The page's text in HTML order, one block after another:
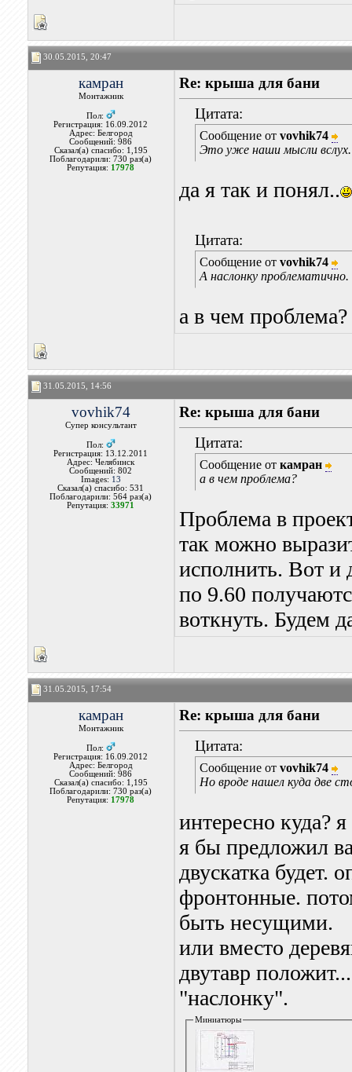
30.05.2015, 20:47
камран
Монтажник
Пол:
Регистрация: 16.09.2012
Адрес: Белгород
Сообщений: 986
Сказал(а) спасибо: 1,195
Поблагодарили: 730 раз(а)
Репутация: 17978
Re: крыша для бани
Цитата:
Сообщение от vovhik74
Это уже наши мысли вслух.
да я так и понял..
Цитата:
Сообщение от vovhik74
А наслонку проблематично.
а в чем проблема?
31.05.2015, 14:56
vovhik74
Супер консультант
Пол:
Регистрация: 13.12.2011
Адрес: Челябинск
Сообщений: 802
Images: 13
Сказал(а) спасибо: 531
Поблагодарили: 564 раз(а)
Репутация:33971
Re: крыша для бани
Цитата:
Сообщение от камран
а в чем проблема?
Проблема в
так можно
исполнить. Вот и
по 9.60
воткнуть. Будем
31.05.2015, 17:54
камран
Монтажник
Пол:
Регистрация: 16.09.2012
Адрес: Белгород
Сообщений: 986
Сказал(а) спасибо: 1,195
Поблагодарили: 730 раз(а)
Репутация: 17978
Re: крыша для бани
Цитата:
Сообщение от vovhik74
Но вроде нашел куда две
интересно куда?
я бы предложил
двускатка будет.
фронтонные.
быть несущими.
или вместо
двутавр
"наслонку".
Миниатюры